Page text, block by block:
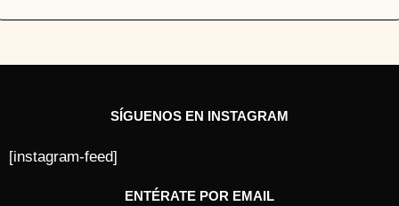
SÍGUENOS EN INSTAGRAM
[instagram-feed]
ENTÉRATE POR EMAIL